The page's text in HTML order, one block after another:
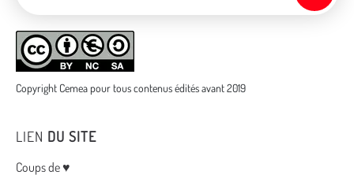
Copyright Cemea pour tous contenus édités avant 2019
LIEN DU SITE
Menu
Coups de ♥